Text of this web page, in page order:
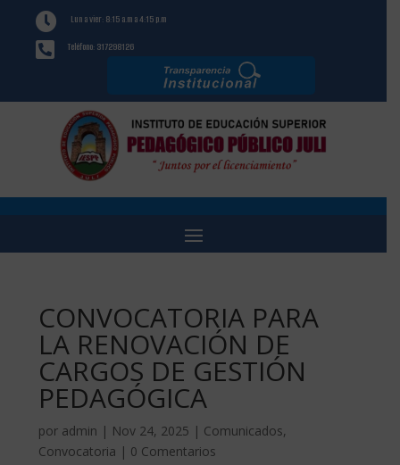
 Lun a vier: 8:15 a.m a 4:15 p.m
 Teléfono: 317298126
CONVOCATORIA PARA
LA RENOVACIÓN DE
CARGOS DE GESTIÓN
PEDAGÓGICA
por admin | Nov 24, 2025 | Comunicados,
Convocatoria | 0 Comentarios